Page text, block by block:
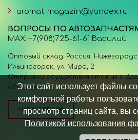
aromat-magazin@yandex.ru
ВОПРОСЫ ПО
MAX: +7(908)725-61-61 Василий
Оптовый склад: Россия,
Ильиногорск, ул. Мира, 2
Отправки осуществляются из г.
область.
НАПИШИТЕ НАМ
Этот сайт использует файлы
комфортной работы
просмотр страниц сайта, вы
Политикой использования